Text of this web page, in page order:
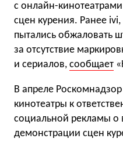
с онлайн-
сцен курения. Ранее
пытались обжаловать
за отсутствие
и сериалов, сообщает
В апреле Роскомнадзор
кинотеатры к
социальной рекламы о
демонстрации сцен